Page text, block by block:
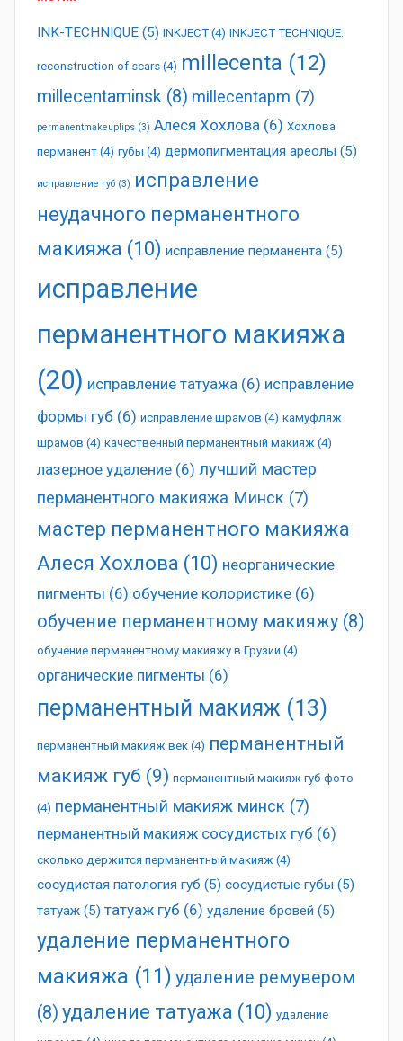
INK-TECHNIQUE (5) INKJECT (4) INKJECT TECHNIQUE:
reconstruction of scars (4) millecenta (12)
millecentaminsk (8) millecentapm (7)
permanentmakeuplips (3) Алеся Хохлова (6) Хохлова
перманент (4) губы (4) дермопигментация ареолы (5)
исправление губ (3) исправление
неудачного перманентного
макияжа (10) исправление перманента (5)
исправление
перманентного макияжа
(20) исправление татуажа (6) исправление
формы губ (6) исправление шрамов (4) камуфляж
шрамов (4) качественный перманентный макияж (4)
лазерное удаление (6) лучший мастер
перманентного макияжа Минск (7)
мастер перманентного макияжа
Алеся Хохлова (10) неорганические
пигменты (6) обучение колористике (6)
обучение перманентному макияжу (8)
обучение перманентному макияжу в Грузии (4)
органические пигменты (6)
перманентный макияж (13)
перманентный макияж век (4) перманентный
макияж губ (9) перманентный макияж губ фото
(4) перманентный макияж минск (7)
перманентный макияж сосудистых губ (6)
сколько держится перманентный макияж (4)
сосудистая патология губ (5) сосудистые губы (5)
татуаж (5) татуаж губ (6) удаление бровей (5)
удаление перманентного
макияжа (11) удаление ремувером
(8) удаление татуажа (10) удаление